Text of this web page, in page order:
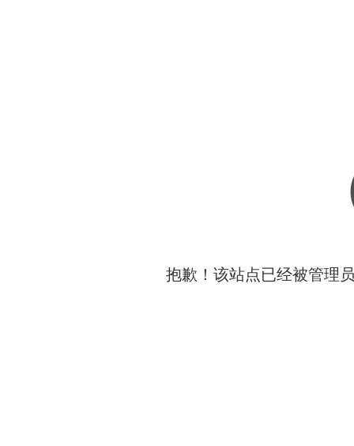
抱歉！该站点已经被管理